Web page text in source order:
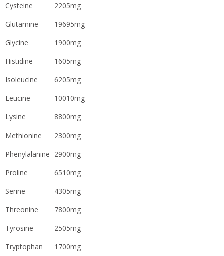
Cysteine
2205mg
Glutamine
19695mg
Glycine
1900mg
Histidine
1605mg
Isoleucine
6205mg
Leucine
10010mg
Lysine
8800mg
Methionine
2300mg
Phenylalanine 2900mg
Proline
6510mg
Serine
4305mg
Threonine
7800mg
Tyrosine
2505mg
Tryptophan
1700mg